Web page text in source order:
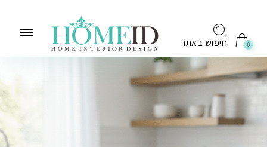
חיפוש באתר 0